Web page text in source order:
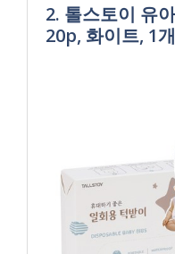
2. 톨스토이 유
20p, 화이트, 1개